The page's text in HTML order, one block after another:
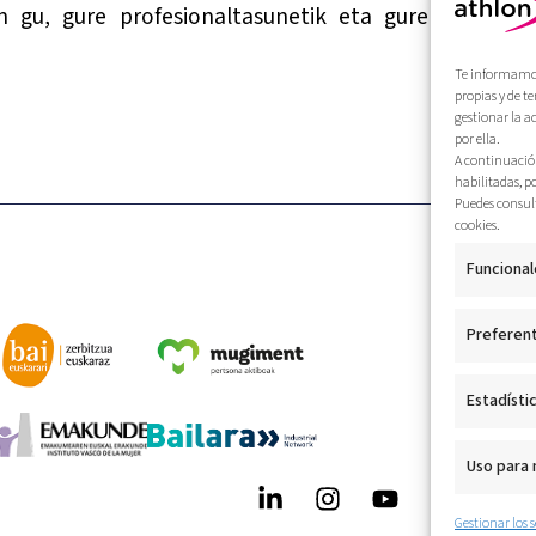
Te
propias y de
gestionar la
por ella.
A
habilitadas,
Puedes
cookies.
Uso
Gestionar los
gu, gure profesionaltasunetik eta gure